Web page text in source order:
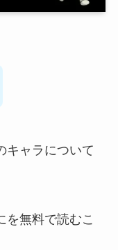
キャラについて
を無料で読むこ